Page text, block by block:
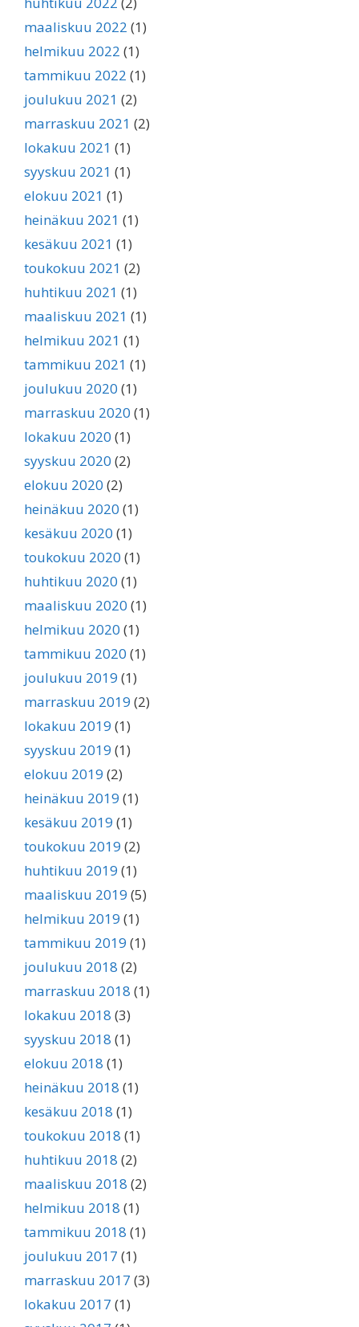
maaliskuu 2022 (1)
helmikuu 2022 (1)
tammikuu 2022 (1)
joulukuu 2021 (2)
marraskuu 2021 (2)
lokakuu 2021 (1)
syyskuu 2021 (1)
elokuu 2021 (1)
heinäkuu 2021 (1)
kesäkuu 2021 (1)
toukokuu 2021 (2)
huhtikuu 2021 (1)
maaliskuu 2021 (1)
helmikuu 2021 (1)
tammikuu 2021 (1)
joulukuu 2020 (1)
marraskuu 2020 (1)
lokakuu 2020 (1)
syyskuu 2020 (2)
elokuu 2020 (2)
heinäkuu 2020 (1)
kesäkuu 2020 (1)
toukokuu 2020 (1)
huhtikuu 2020 (1)
maaliskuu 2020 (1)
helmikuu 2020 (1)
tammikuu 2020 (1)
joulukuu 2019 (1)
marraskuu 2019 (2)
lokakuu 2019 (1)
syyskuu 2019 (1)
elokuu 2019 (2)
heinäkuu 2019 (1)
kesäkuu 2019 (1)
toukokuu 2019 (2)
huhtikuu 2019 (1)
maaliskuu 2019 (5)
helmikuu 2019 (1)
tammikuu 2019 (1)
joulukuu 2018 (2)
marraskuu 2018 (1)
lokakuu 2018 (3)
syyskuu 2018 (1)
elokuu 2018 (1)
heinäkuu 2018 (1)
kesäkuu 2018 (1)
toukokuu 2018 (1)
huhtikuu 2018 (2)
maaliskuu 2018 (2)
helmikuu 2018 (1)
tammikuu 2018 (1)
joulukuu 2017 (1)
marraskuu 2017 (3)
lokakuu 2017 (1)